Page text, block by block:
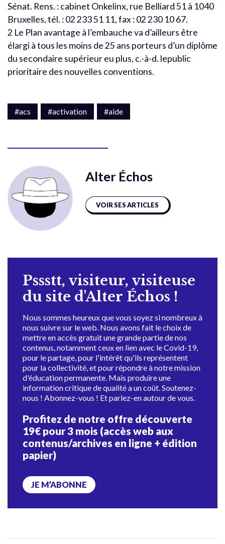
Sénat. Rens. : cabinet Onkelinx, rue Belliard 51 à 1040
Bruxelles, tél. : 02 233 51 11, fax : 02 230 10 67.
2 Le Plan avantage à l’embauche va d’ailleurs être
élargi à tous les moins de 25 ans porteurs d’un diplôme
du secondaire supérieur eu plus, c.-à-d. lepublic
prioritaire des nouvelles conventions.
#acs #activation #aide
Alter Échos
VOIR SES ARTICLES
Pssstt, visiteur, visiteuse
du site d'Alter Échos !
Nous sommes heureux que vous soyez si nombreux à
nous suivre sur le web. Nous avons fait le choix de
mettre en accès gratuit une grande partie de nos
contenus, notamment ceux en lien avec le Covid-19,
pour le partage, pour l'intérêt qu'ils représentent
pour la collectivité, et pour répondre à notre mission
d'éducation permanente. Mais produire une
information critique de qualité a un coût. Soutenez-
nous ! Abonnez-vous ! Et parlez-en autour de vous.
Profitez de notre offre découverte
19€ pour 3 mois (accès web aux
contenus/archives en ligne + édition
papier)
JE M’ABONNE